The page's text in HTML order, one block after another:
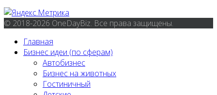
© 2018-2026 OneDayBiz. Все права защищены.
Главная
Бизнес идеи (по сферам)
Автобизнес
Бизнес на животных
Гостиничный